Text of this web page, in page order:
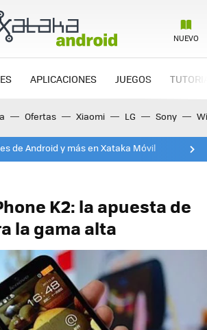
NUEVO
APLICACIONES JUEGOS
Ofertas Xiaomi LG Sony
de Android y más en Xataka Móvil
K2: la apuesta de
la gama alta